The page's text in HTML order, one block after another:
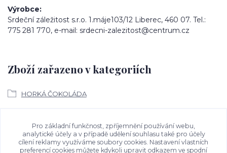
Výrobce
Srdeční záležitost s.r.o. 1.máje103/12 Liberec, 460 07. Tel.:
775 281 770, e-mail: srdecni-zalezitost@centrum.cz
Zboží zařazeno v kategoriích
HORKÁ ČOKOLÁDA
Ke stažení
Bezpečností upozornění
Pro základní funkčnost, zpříjemnění používání webu,
analytické účely a v případě udělení souhlasu také pro účely
cílení reklamy využíváme soubory cookies. Nastavení vlastních
preferencí cookies můžete kdykoli upravit odkazem ve spodní